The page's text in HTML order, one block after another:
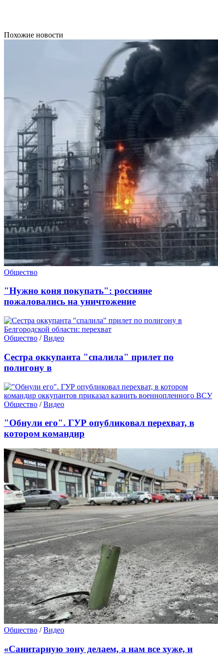
Похожие новости
Общество
"Нужно коня покупать": россияне
пожаловались на уничтожение
Общество /Видео
Cестра оккупанта "спалила" прилет по
полигону в
Общество /Видео
"Обнули его". ГУР опубликовал перехват, в
котором командир
Общество /Видео
«Санитарную зону делаем, а нам все хуже, и